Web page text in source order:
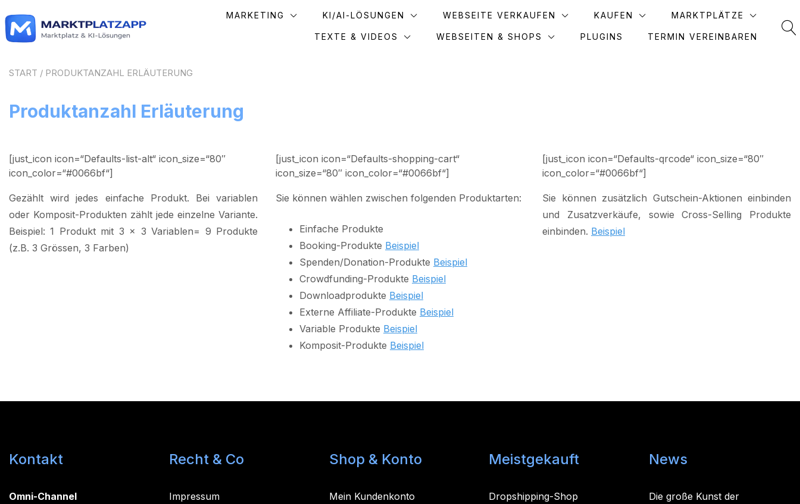
Inhalt
springen
MARKETING KI/AI-LÖSUNGEN WEBSEITE VERKAUFEN KAUFEN MARKTPLÄTZE
TEXTE & VIDEOS WEBSEITEN & SHOPS PLUGINS TERMIN VEREINBAREN
START / PRODUKTANZAHL ERLÄUTERUNG
Produktanzahl Erläuterung
[just_icon icon=“Defaults-list-alt“ icon_size=“80″
icon_color=“#0066bf“]
Gezählt wird jedes einfache Produkt. Bei variablen
oder Komposit-Produkten zählt jede einzelne Variante.
Beispiel: 1 Produkt mit 3 x 3 Variablen= 9 Produkte
(z.B. 3 Grössen, 3 Farben)
[just_icon icon=“Defaults-shopping-cart“
icon_size=“80″ icon_color=“#0066bf“]
Sie können wählen zwischen folgenden Produktarten:
Einfache Produkte
Booking-Produkte Beispiel
Spenden/Donation-Produkte Beispiel
Crowdfunding-Produkte Beispiel
Downloadprodukte Beispiel
Externe Affiliate-Produkte Beispiel
Variable Produkte Beispiel
Komposit-Produkte Beispiel
[just_icon icon=“Defaults-qrcode“ icon_size=“80″
icon_color=“#0066bf“]
Sie können zusätzlich Gutschein-Aktionen einbinden
und Zusatzverkäufe, sowie Cross-Selling Produkte
einbinden. Beispiel
Kontakt
Omni-Channel
Recht & Co
Impressum
Shop & Konto
Mein Kundenkonto
Meistgekauft
Dropshipping-Shop
News
Die große Kunst der